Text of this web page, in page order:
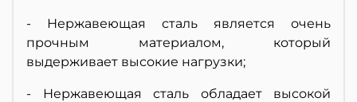
- Нержавеющая сталь является очень
прочным материалом, который
выдерживает высокие нагрузки;
- Нержавеющая сталь обладает высокой